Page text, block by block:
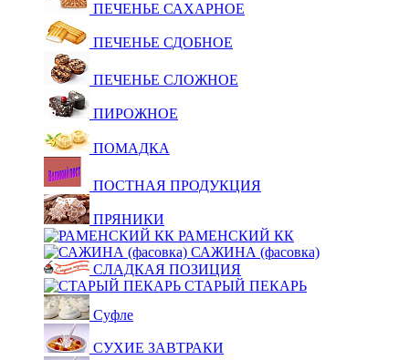
ПЕЧЕНЬЕ САХАРНОЕ
ПЕЧЕНЬЕ СДОБНОЕ
ПЕЧЕНЬЕ СЛОЖНОЕ
ПИРОЖНОЕ
ПОМАДКА
ПОСТНАЯ ПРОДУКЦИЯ
ПРЯНИКИ
РАМЕНСКИЙ КК
САЖИНА (фасовка)
СЛАДКАЯ ПОЗИЦИЯ
СТАРЫЙ ПЕКАРЬ
Суфле
СУХИЕ ЗАВТРАКИ